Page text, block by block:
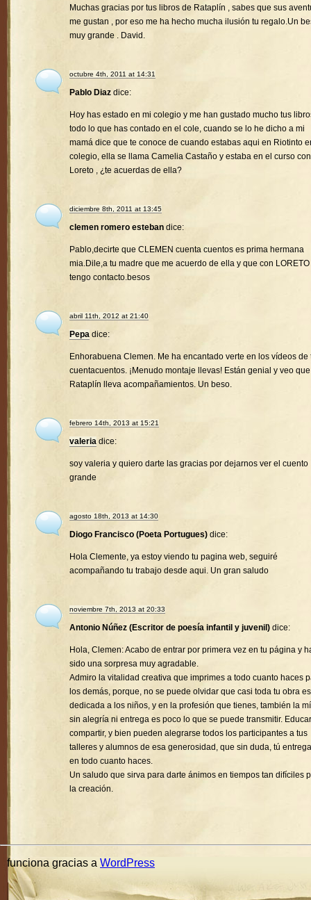
Muchas gracias por tus libros de Rataplín , sabes que sus
me gustan , por eso me ha hecho mucha ilusión tu regalo.Un
muy grande . David.
octubre 4th, 2011 at 14:31
Pablo Diaz dice:
Hoy has estado en mi colegio y me han gustado mucho tus
todo lo que has contado en el cole, cuando se lo he dicho a mi
mamá dice que te conoce de cuando estabas aqui en Riotinto
colegio, ella se llama Camelia Castaño y estaba en el curso con
Loreto , ¿te acuerdas de ella?
diciembre 8th, 2011 at 13:45
clemen romero esteban dice:
Pablo,decirte que CLEMEN cuenta cuentos es prima hermana
mia.Dile,a tu madre que me acuerdo de ella y que con LORETO
tengo contacto.besos
abril 11th, 2012 at 21:40
Pepa dice:
Enhorabuena Clemen. Me ha encantado verte en los vídeos de
cuentacuentos. ¡Menudo montaje llevas! Están genial y veo que
Rataplín lleva acompañamientos. Un beso.
febrero 14th, 2013 at 15:21
valeria dice:
soy valeria y quiero darte las gracias por dejarnos ver el cuento
grande
agosto 18th, 2013 at 14:30
Diogo Francisco (Poeta Portugues) dice:
Hola Clemente, ya estoy viendo tu pagina web, seguiré
acompañando tu trabajo desde aqui. Un gran saludo
noviembre 7th, 2013 at 20:33
Antonio Núñez (Escritor de poesía infantil y juvenil) dice:
Hola, Clemen: Acabo de entrar por primera vez en tu página y
sido una sorpresa muy agradable.
Admiro la vitalidad creativa que imprimes a todo cuanto haces
los demás, porque, no se puede olvidar que casi toda tu obra
dedicada a los niños, y en la profesión que tienes, también la
sin alegría ni entrega es poco lo que se puede transmitir.
compartir, y bien pueden alegrarse todos los participantes a tus
talleres y alumnos de esa generosidad, que sin duda, tú
en todo cuanto haces.
Un saludo que sirva para darte ánimos en tiempos tan difíciles
la creación.
funciona gracias a WordPress